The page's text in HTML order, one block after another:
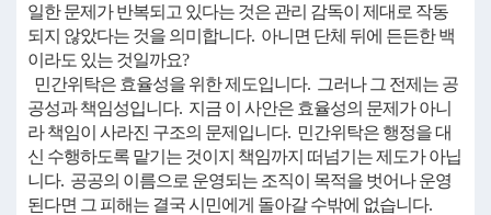
일한 문제가 반복되고 있다는 것은 관리 감독이 제대로 작동
되지 않았다는 것을 의미합니다. 아니면 단체 뒤에 든든한 백
이라도 있는 것일까요?
민간위탁은 효율성을 위한 제도입니다. 그러나 그 전제는 공
공성과 책임성입니다. 지금 이 사안은 효율성의 문제가 아니
라 책임이 사라진 구조의 문제입니다. 민간위탁은 행정을 대
신 수행하도록 맡기는 것이지 책임까지 떠넘기는 제도가 아닙
니다. 공공의 이름으로 운영되는 조직이 목적을 벗어나 운영
된다면 그 피해는 결국 시민에게 돌아갈 수밖에 없습니다.